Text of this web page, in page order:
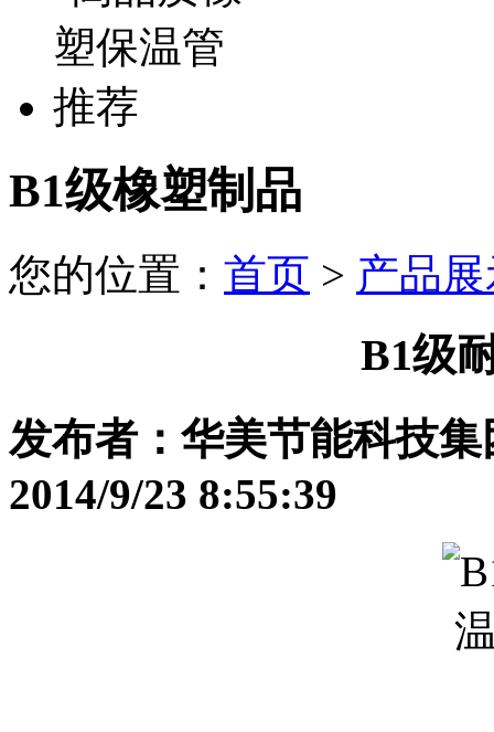
B1级橡塑制品
您的位置： 首页 > 产品
B1级
发布者：华美节能科技
2014/9/23 8:55:39